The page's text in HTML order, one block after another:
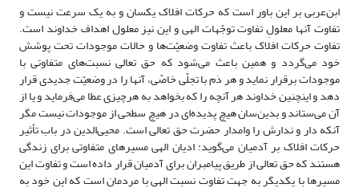
ابن‌عربی بر این باور است که حرکات افلاک یکسان و به یک سرعت نیست و
تفاوت آنها معلولِ تفاوت توجّهات الهی و این نیز معلول اهداف خداوند است.
تفاوت حرکات افلاک باعث تفاوت وضعیّت‌ها و حالات موجودات تحت پوشش
خود می‌گردد و همین باعث می‌شود که حق تعالی نسبت‌های متفاوتی با
موجودات برقرار نماید و هر دَم با تجلّی خاصّی، آنها را در وضعیّت جدیدی قرار
دهد و اینچنین خداوند هر آنچه را که بخواهد به هرچیزی عطا می‌فرماید و یا از
آن می‌ستاند و بدین‌سان هیچ پدیده‌ای در هیچ سطحی از موجودات نیست مگر
آنکه دار و ندارش را وامدار حضرت حق تعالی است. محیی‌الدین در باب تأثیر
حرکات افلاک بر آدمیان می‌گوید: ادیان الهی مسیرهای متفاوتی برای زندگی
هستند که حق تعالی از طریق پیامبران برای آدمیان قرار داده است و تفاوت این
مسیرها با یکدیگر به جهت تفاوت نسبت الهی با مردمان است که این خود به